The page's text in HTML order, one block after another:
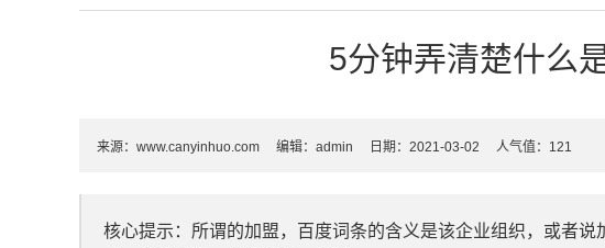
5分钟弄清楚什么
来源： www.canyinhuo.com 编辑：admin 日期：2021-03-02 人气值： 121
核心提示：所谓的加盟，百度词条的含义是该企业组织，或者